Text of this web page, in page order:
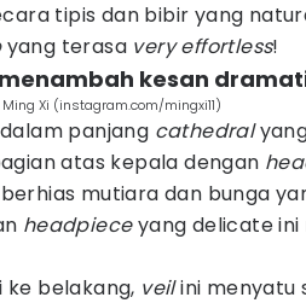
tipis dan bibir yang
yang terasa very effortless!
kesan
Xi (instagram.com/mingxi11)
panjang cathedral
atas kepala dengan
mutiara dan bunga
headpieceyang delicate
ke belakang, veilini menyatu